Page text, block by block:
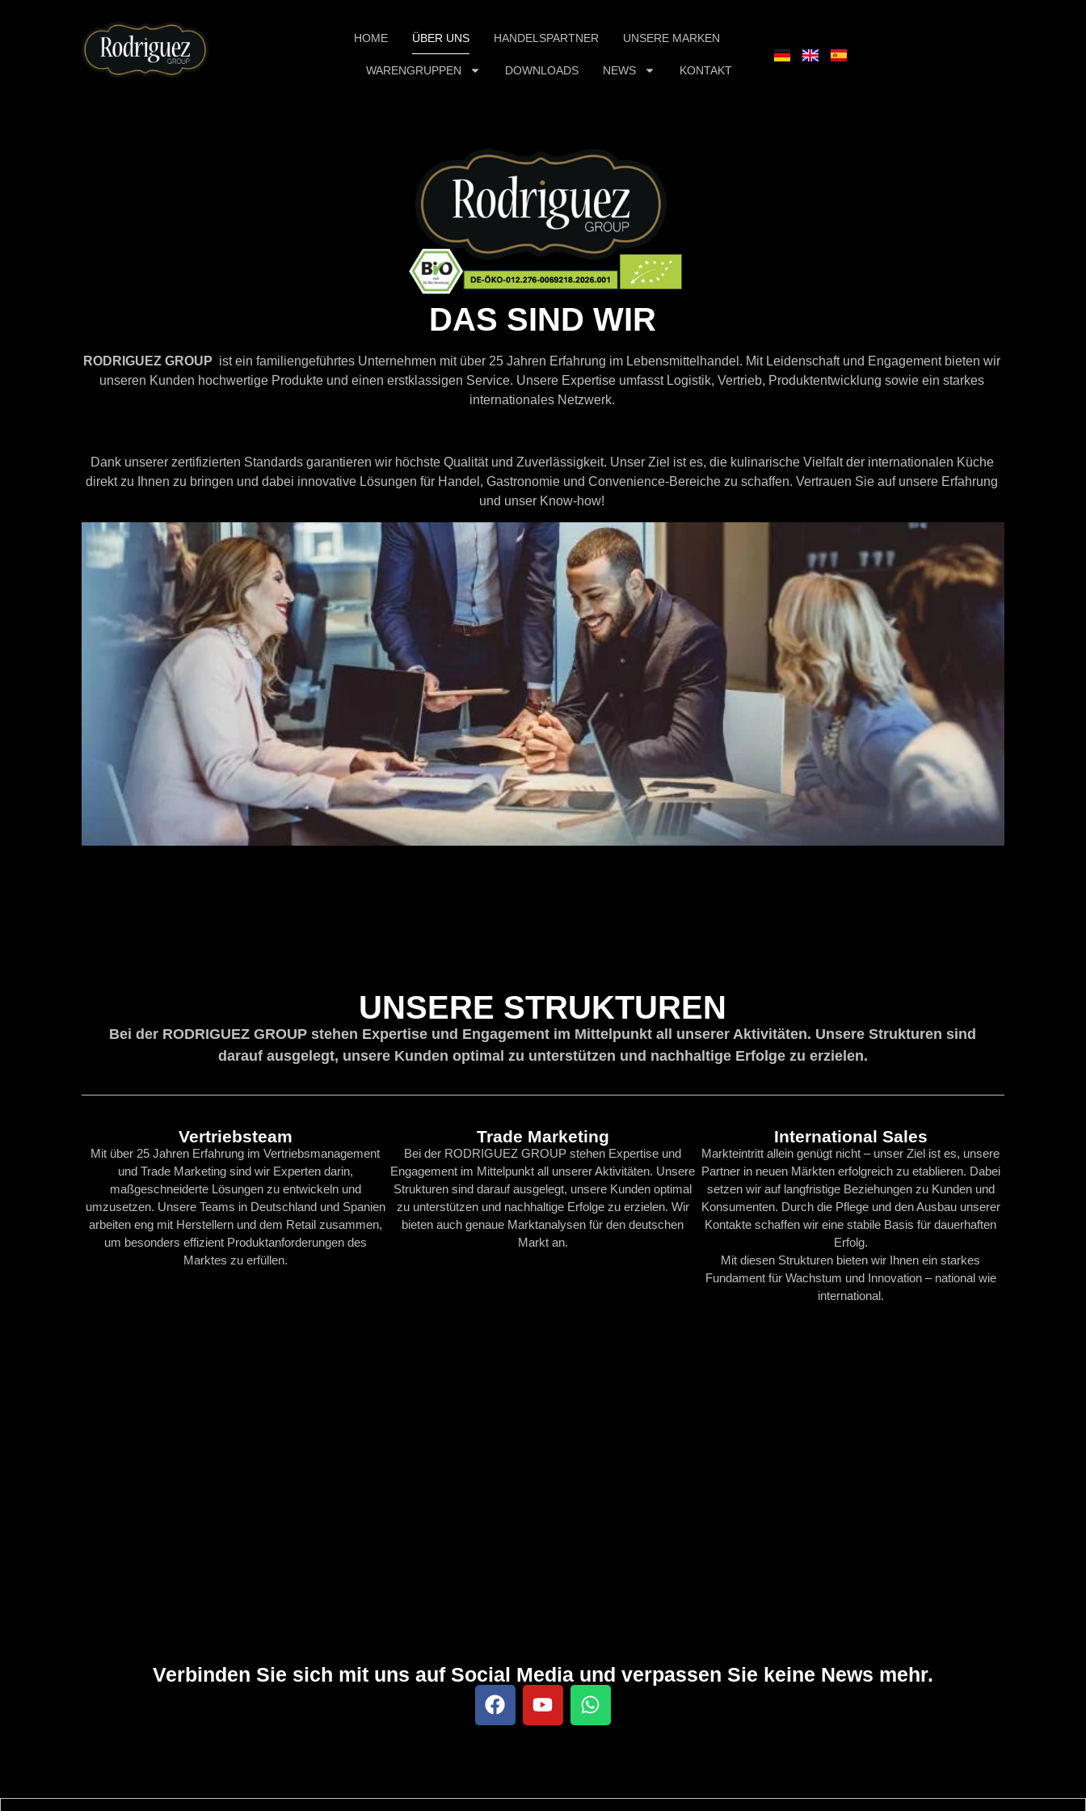
HOME ÜBER UNS HANDELSPARTNER UNSERE MARKEN
WARENGRUPPEN DOWNLOADS NEWS KONTAKT
DAS SIND WIR
RODRIGUEZ GROUP ist ein familiengeführtes Unternehmen mit über 25 Jahren Erfahrung im Lebensmittelhandel. Mit Leidenschaft und Engagement bieten wir
unseren Kunden hochwertige Produkte und einen erstklassigen Service. Unsere Expertise umfasst Logistik, Vertrieb, Produktentwicklung sowie ein starkes
internationales Netzwerk.
Dank unserer zertifizierten Standards garantieren wir höchste Qualität und Zuverlässigkeit. Unser Ziel ist es, die kulinarische Vielfalt der internationalen Küche
direkt zu Ihnen zu bringen und dabei innovative Lösungen für Handel, Gastronomie und Convenience-Bereiche zu schaffen. Vertrauen Sie auf unsere Erfahrung
und unser Know-how!
UNSERE STRUKTUREN
Bei der RODRIGUEZ GROUP stehen Expertise und Engagement im Mittelpunkt all unserer Aktivitäten. Unsere Strukturen sind
darauf ausgelegt, unsere Kunden optimal zu unterstützen und nachhaltige Erfolge zu erzielen.
Vertriebsteam
Mit über 25 Jahren Erfahrung im Vertriebsmanagement
und Trade Marketing sind wir Experten darin,
maßgeschneiderte Lösungen zu entwickeln und
umzusetzen. Unsere Teams in Deutschland und Spanien
arbeiten eng mit Herstellern und dem Retail zusammen,
um besonders effizient Produktanforderungen des
Marktes zu erfüllen.
Trade Marketing
Bei der RODRIGUEZ GROUP stehen Expertise und
Engagement im Mittelpunkt all unserer Aktivitäten. Unsere
Strukturen sind darauf ausgelegt, unsere Kunden optimal
zu unterstützen und nachhaltige Erfolge zu erzielen. Wir
bieten auch genaue Marktanalysen für den deutschen
Markt an.
International Sales
Markteintritt allein genügt nicht – unser Ziel ist es, unsere
Partner in neuen Märkten erfolgreich zu etablieren. Dabei
setzen wir auf langfristige Beziehungen zu Kunden und
Konsumenten. Durch die Pflege und den Ausbau unserer
Kontakte schaffen wir eine stabile Basis für dauerhaften
Erfolg.
Mit diesen Strukturen bieten wir Ihnen ein starkes
Fundament für Wachstum und Innovation – national wie
international.
Verbinden Sie sich mit uns auf Social Media und verpassen Sie keine News mehr.